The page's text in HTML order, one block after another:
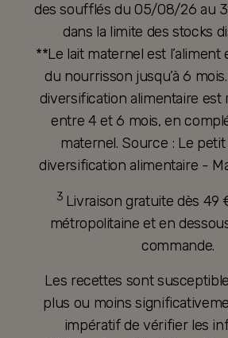
des soufflés du 05/08/26 au
dans la limite des stocks
**Le lait maternel est l’aliment
du nourrisson jusqu’à 6
diversification alimentaire est
entre 4 et 6 mois, en
maternel. Source : Le petit
diversification alimentaire -
3 Livraison gratuite dès 49
métropolitaine et en
commande.
Les recettes sont
plus ou moins
impératif de vérifier les